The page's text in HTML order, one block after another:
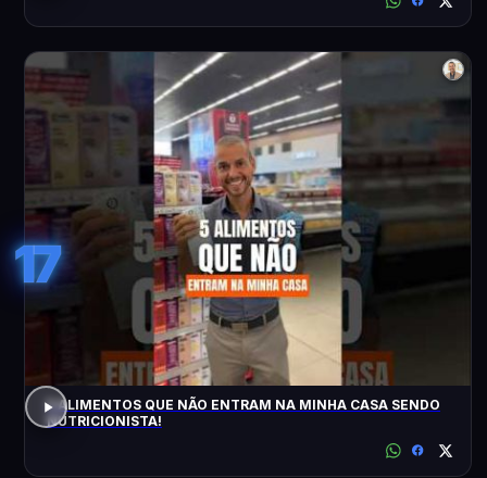
17
5 ALIMENTOS QUE NÃO ENTRAM NA MINHA CASA SENDO
NUTRICIONISTA!